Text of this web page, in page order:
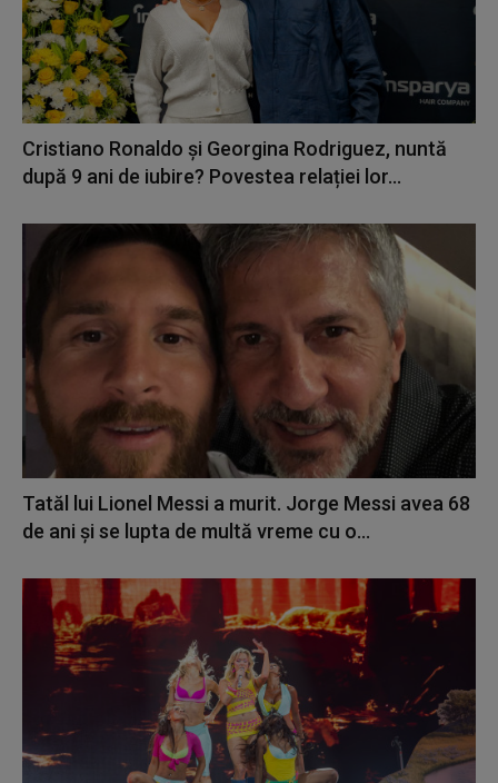
Cristiano Ronaldo și Georgina Rodriguez, nuntă
după 9 ani de iubire? Povestea relației lor...
Tatăl lui Lionel Messi a murit. Jorge Messi avea 68
de ani și se lupta de multă vreme cu o...